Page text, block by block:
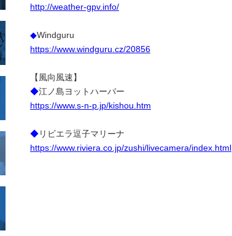
http://weather-gpv.info/
◆Windguru
https://www.windguru.cz/20856
【風向風速】
◆江ノ島ヨットハーバー
https://www.s-n-p.jp/kishou.htm
◆リビエラ逗子マリーナ
https://www.riviera.co.jp/zushi/livecamera/index.html